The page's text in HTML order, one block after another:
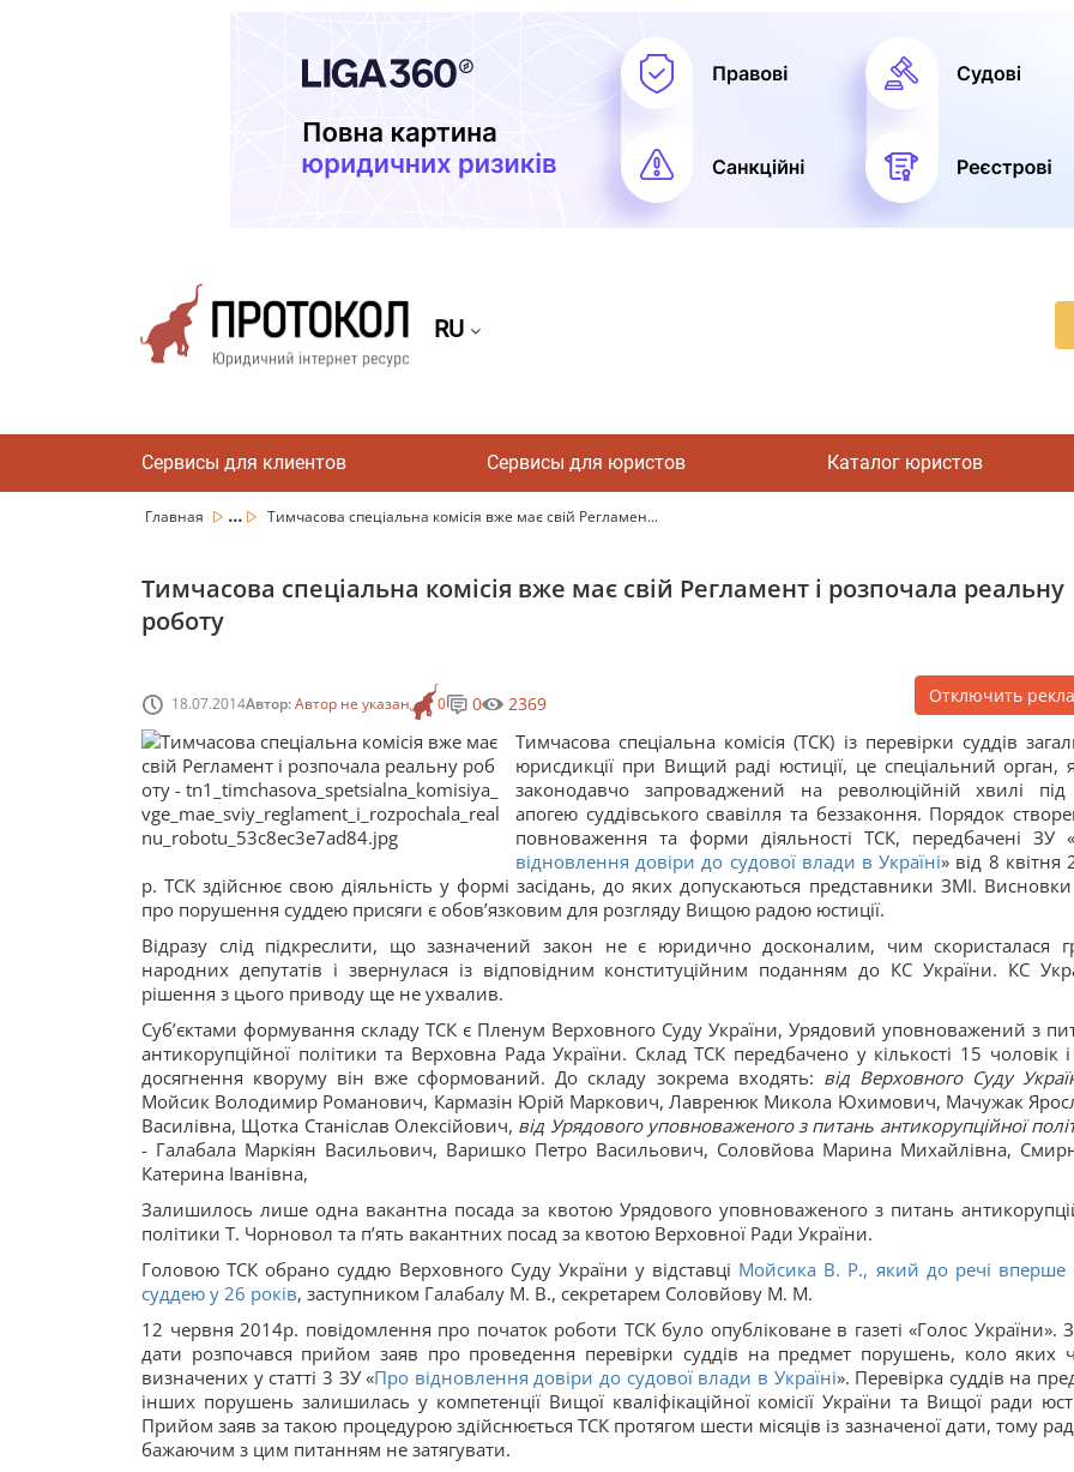
RU
Сервисы для клиентов Сервисы для юристов Каталог юристов
Главная ... Тимчасова спеціальна комісія вже має свій Регламен...
Тимчасова спеціальна комісія вже має свій Регламент і розпочала реальну
роботу
18.07.2014Автор:Автор не указан 0 0 2369 Отключить
Тимчасова спеціальна комісія (ТСК) із перевірки суддів
юрисдикції при Вищий раді юстиції, це спеціальний орган,
законодавчо запроваджений на революційній хвилі
апогею суддівського свавілля та беззаконня. Порядок
повноваження та форми діяльності ТСК, передбачені ЗУ «
відновлення довіри до судової влади в Україні» від 8 квітня
р. ТСК здійснює свою діяльність у формі засідань, до яких допускаються представники ЗМІ.
про порушення суддею присяги є обов’язковим для розгляду Вищою радою юстиції.
Відразу слід підкреслити, що зазначений закон не є юридично досконалим, чим скористалася
народних депутатів і звернулася із відповідним конституційним поданням до КС України. КС
рішення з цього приводу ще не ухвалив.
Суб’єктами формування складу ТСК є Пленум Верховного Суду України, Урядовий уповноважений з
антикорупційної політики та Верховна Рада України. Склад ТСК передбачено у кількості 15 чоловік
досягнення кворуму він вже сформований. До складу зокрема входять: від Верховного Суду
Мойсик Володимир Романович, Кармазін Юрій Маркович, Лавренюк Микола Юхимович, Мачужак
Василівна, Щотка Станіслав Олексійович, від Урядового уповноваженого з питань антикорупційної
- Галабала Маркіян Васильович, Варишко Петро Васильович, Соловйова Марина Михайлівна,
Катерина Іванівна,
Залишилось лише одна вакантна посада за квотою Урядового уповноваженого з питань
політики Т. Чорновол та п’ять вакантних посад за квотою Верховної Ради України.
Головою ТСК обрано суддю Верховного Суду України у відставці Мойсика В. Р., який до речі вперше
суддею у 26 років, заступником Галабалу М. В., секретарем Соловйову М. М.
12 червня 2014р. повідомлення про початок роботи ТСК було опубліковане в газеті «Голос України». З
дати розпочався прийом заяв про проведення перевірки суддів на предмет порушень, коло яких
визначених у статті 3 ЗУ «Про відновлення довіри до судової влади в Україні». Перевірка суддів на
інших порушень залишилась у компетенції Вищої кваліфікаційної комісії України та Вищої ради
Прийом заяв за такою процедурою здійснюється ТСК протягом шести місяців із зазначеної дати, тому
бажаючим з цим питанням не затягувати.